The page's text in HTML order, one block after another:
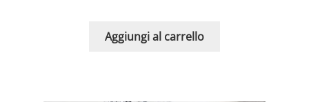
Aggiungi al carrello